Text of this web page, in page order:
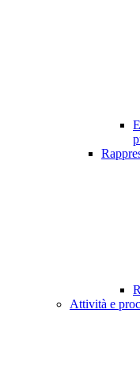
Attività e